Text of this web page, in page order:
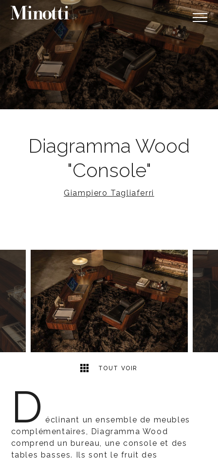
Diagramma Wood
"Console"
Giampiero Tagliaferri
TOUT VOIR
2
D éclinant un ensemble de meubles
complémentaires, Diagramma Wood
comprend un bureau, une console et des
tables basses. Ils sont le fruit des